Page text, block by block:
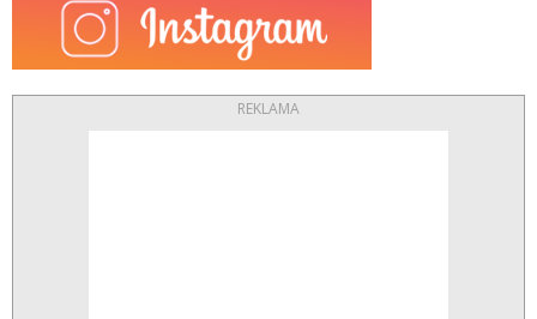
REKLAMA